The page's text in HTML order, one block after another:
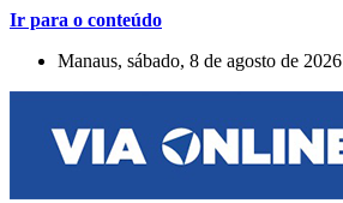
Ir para o conteúdo
Manaus, sábado, 8 de agosto de 2026